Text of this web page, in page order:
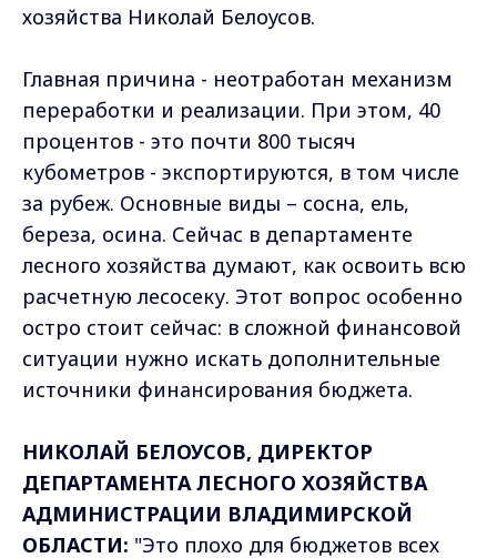
хозяйства Николай Белоусов.
Главная причина - неотработан механизм
переработки и реализации. При этом, 40
процентов - это почти 800 тысяч
кубометров - экспортируются, в том числе
за рубеж. Основные виды – сосна, ель,
береза, осина. Сейчас в департаменте
лесного хозяйства думают, как освоить всю
расчетную лесосеку. Этот вопрос особенно
остро стоит сейчас: в сложной финансовой
ситуации нужно искать дополнительные
источники финансирования бюджета.
НИКОЛАЙ БЕЛОУСОВ, ДИРЕКТОР
ДЕПАРТАМЕНТА ЛЕСНОГО ХОЗЯЙСТВА
АДМИНИСТРАЦИИ ВЛАДИМИРСКОЙ
ОБЛАСТИ: "Это плохо для бюджетов всех